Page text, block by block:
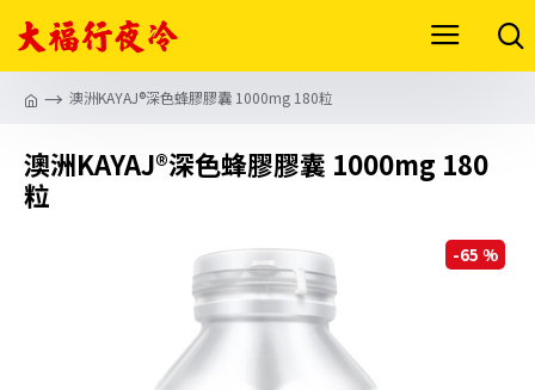
澳洲KAYAJ®深色蜂膠膠囊 1000mg 180粒
澳洲KAYAJ®深色蜂膠膠囊 1000mg 180
粒
-65 %